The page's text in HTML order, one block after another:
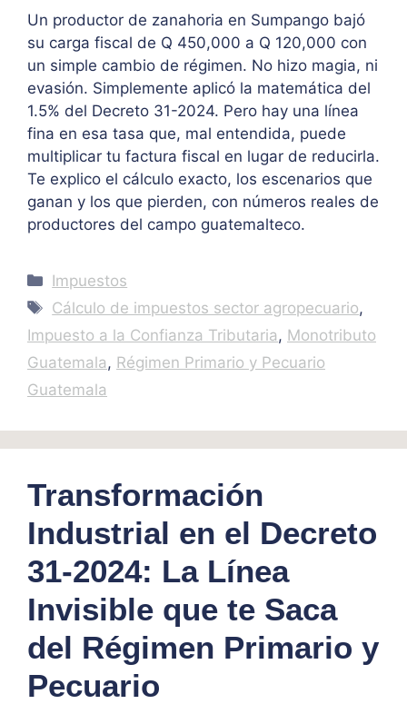
Un productor de zanahoria en Sumpango bajó
su carga fiscal de Q 450,000 a Q 120,000 con
un simple cambio de régimen. No hizo magia, ni
evasión. Simplemente aplicó la matemática del
1.5% del Decreto 31-2024. Pero hay una línea
fina en esa tasa que, mal entendida, puede
multiplicar tu factura fiscal en lugar de reducirla.
Te explico el cálculo exacto, los escenarios que
ganan y los que pierden, con números reales de
productores del campo guatemalteco.
Categories
Impuestos
Tags
Cálculo de impuestos sector agropecuario,
Impuesto a la Confianza Tributaria, Monotributo
Guatemala, Régimen Primario y Pecuario
Guatemala
Transformación
Industrial en el Decreto
31-2024: La Línea
Invisible que te Saca
del Régimen Primario y
Pecuario